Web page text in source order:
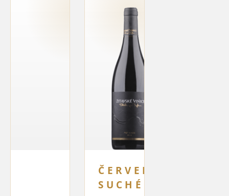
ČERVENÉ
SUCHÉ